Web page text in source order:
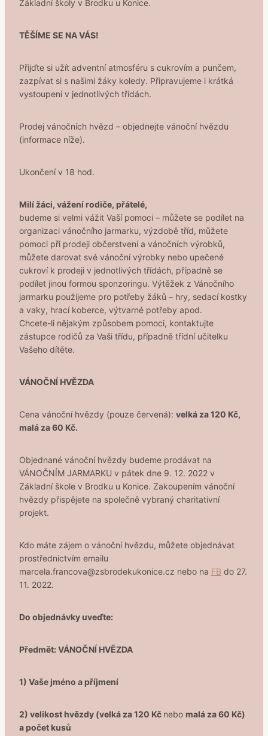
Základní školy v Brodku u Konice.
TĚŠÍME SE NA VÁS!
Přijďte si užít adventní atmosféru s cukrovím a punčem,
zazpívat si s našimi žáky koledy. Připravujeme i krátká
vystoupení v jednotlivých třídách.
Prodej vánočních hvězd – objednejte vánoční hvězdu
(informace níže).
Ukončení v 18 hod.
Milí žáci, vážení rodiče, přátelé,
budeme si velmi vážit Vaší pomoci – můžete se podílet na
organizaci vánočního jarmarku, výzdobě tříd, můžete
pomoci při prodeji občerstvení a vánočních výrobků,
můžete darovat své vánoční výrobky nebo upečené
cukroví k prodeji v jednotlivých třídách, případně se
podílet jinou formou sponzoringu. Výtěžek z Vánočního
jarmarku použijeme pro potřeby žáků – hry, sedací kostky
a vaky, hrací koberce, výtvarné potřeby apod.
Chcete-li nějakým způsobem pomoci, kontaktujte
zástupce rodičů za Vaši třídu, případně třídní učitelku
Vašeho dítěte.
VÁNOČNÍ HVĚZDA
Cena vánoční hvězdy (pouze červená): velká za 120 Kč,
malá za 60 Kč.
Objednané vánoční hvězdy budeme prodávat na
VÁNOČNÍM JARMARKU v pátek dne 9. 12. 2022 v
Základní škole v Brodku u Konice. Zakoupením vánoční
hvězdy přispějete na společně vybraný charitativní
projekt.
Kdo máte zájem o vánoční hvězdu, můžete objednávat
prostřednictvím emailu
marcela.francova@zsbrodekukonice.cz nebo na FB do 27.
11. 2022.
Do objednávky uveďte:
Předmět: VÁNOČNÍ HVĚZDA
1) Vaše jméno a příjmení
2) velikost hvězdy (velká za 120 Kč nebo malá za 60 Kč)
a počet kusů